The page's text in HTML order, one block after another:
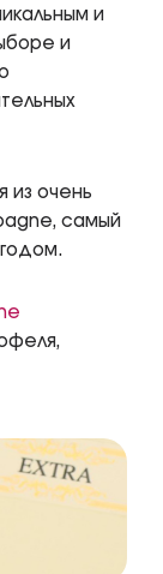
и
и
из очень
самый